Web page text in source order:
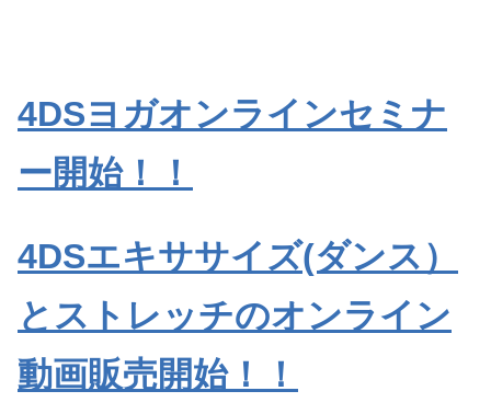
4DSヨガオンラインセミナ
ー開始！！
4DSエキササイズ(ダンス）
とストレッチのオンライン
動画販売開始！！